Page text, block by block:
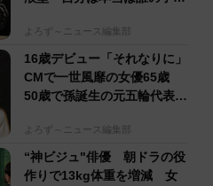
よろず～ニュース編集部
16歳デビュー「それなりに」
CMで一世風靡の女優65歳
50歳で孫誕生の元五輪代表と
よろず～ニュース編集部
“神ビジュ"俳優 朝ドラの役
作りで13kg体重を増減 女